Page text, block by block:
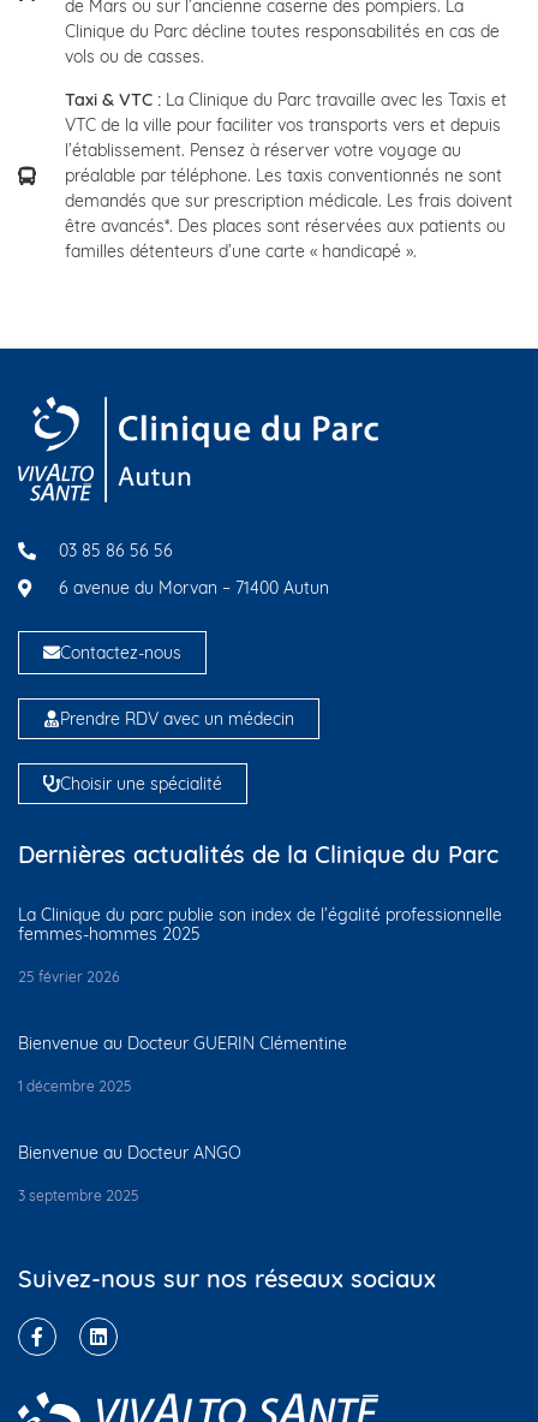
de Mars ou sur l’ancienne caserne des pompiers. La
Clinique du Parc décline toutes responsabilités en cas de
vols ou de casses.
Taxi & VTC :La Clinique du Parc travaille avec les Taxis et
VTC de la ville pour faciliter vos transports vers et depuis
l’établissement. Pensez à réserver votre voyage au
préalable par téléphone. Les taxis conventionnés ne sont
demandés que sur prescription médicale. Les frais doivent
être avancés*. Des places sont réservées aux patients ou
familles détenteurs d’une carte « handicapé ».
03 85 86 56 56
6 avenue du Morvan – 71400 Autun
Contactez-nous
Prendre RDV avec un médecin
Choisir une spécialité
Dernières actualités de la Clinique du Parc
La Clinique du parc publie son index de l’égalité professionnelle
femmes-hommes 2025
25 février 2026
Bienvenue au Docteur GUERIN Clémentine
1 décembre 2025
Bienvenue au Docteur ANGO
3 septembre 2025
Suivez-nous sur nos réseaux sociaux